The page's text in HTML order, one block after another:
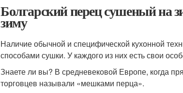
Болгарский перец сушеный на
зиму
Наличие обычной и специфической кухонной
способами сушки. У каждого из них есть свои
Знаете ли вы? В средневековой Европе, когда
торговцев называли «мешками перца».